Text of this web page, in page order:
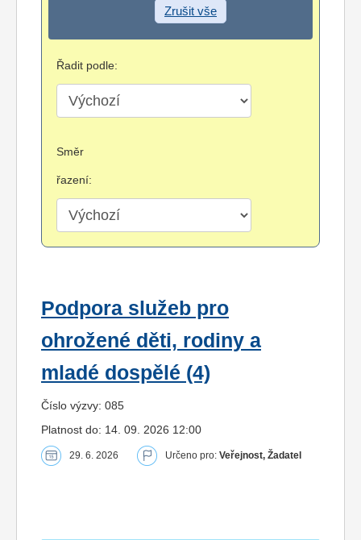
Zrušit vše
Řadit podle:
Směr
řazení:
Podpora služeb pro
ohrožené děti, rodiny a
mladé dospělé (4)
Číslo výzvy: 085
Platnost do: 14. 09. 2026 12:00
29. 6. 2026 Určeno pro: Veřejnost, Žadatel